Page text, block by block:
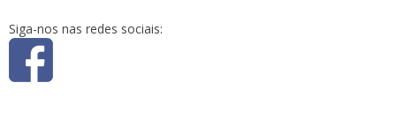
Siga-nos nas redes sociais: